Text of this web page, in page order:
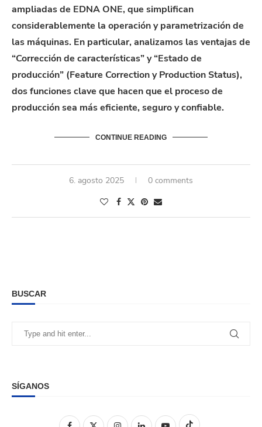
ampliadas de EDNA ONE, que simplifican
considerablemente la operación y parametrización de
las máquinas. En particular, analizamos las ventajas de
“Corrección de características” y “Estado de
producción” (Feature Correction y Production Status),
dos funciones clave que hacen que el proceso de
producción sea más eficiente, seguro y confiable.
CONTINUE READING
6. agosto 2025 0 comments
BUSCAR
SÍGANOS